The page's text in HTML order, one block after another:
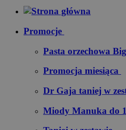
Promocje
Pasta orzechowa
Promocja miesiąca
Dr Gaja taniej w
Miody Manuka do